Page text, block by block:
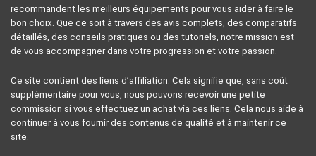
recommandent les meilleurs équipements pour vous aider à faire le
bon choix. Que ce soit à travers des avis complets, des comparatifs
détaillés, des conseils pratiques ou des tutoriels, notre mission est
de vous accompagner dans votre progression et votre passion.
Ce site contient des liens d’affiliation. Cela signifie que, sans coût
supplémentaire pour vous, nous pouvons recevoir une petite
commission si vous effectuez un achat via ces liens. Cela nous aide à
continuer à vous fournir des contenus de qualité et à maintenir ce
site.